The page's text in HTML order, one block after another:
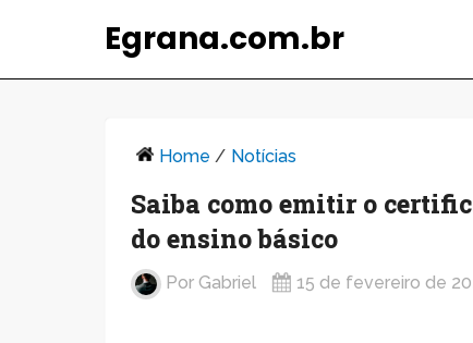
Egrana.com.br
Home / Notícias
Saiba como emitir o
do ensino básico
Por Gabriel 15 de fevereiro de